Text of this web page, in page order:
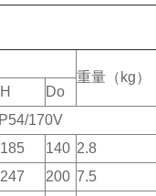
重量（kg）
H
Do
170V
185 140 2.8
247 200 7.5